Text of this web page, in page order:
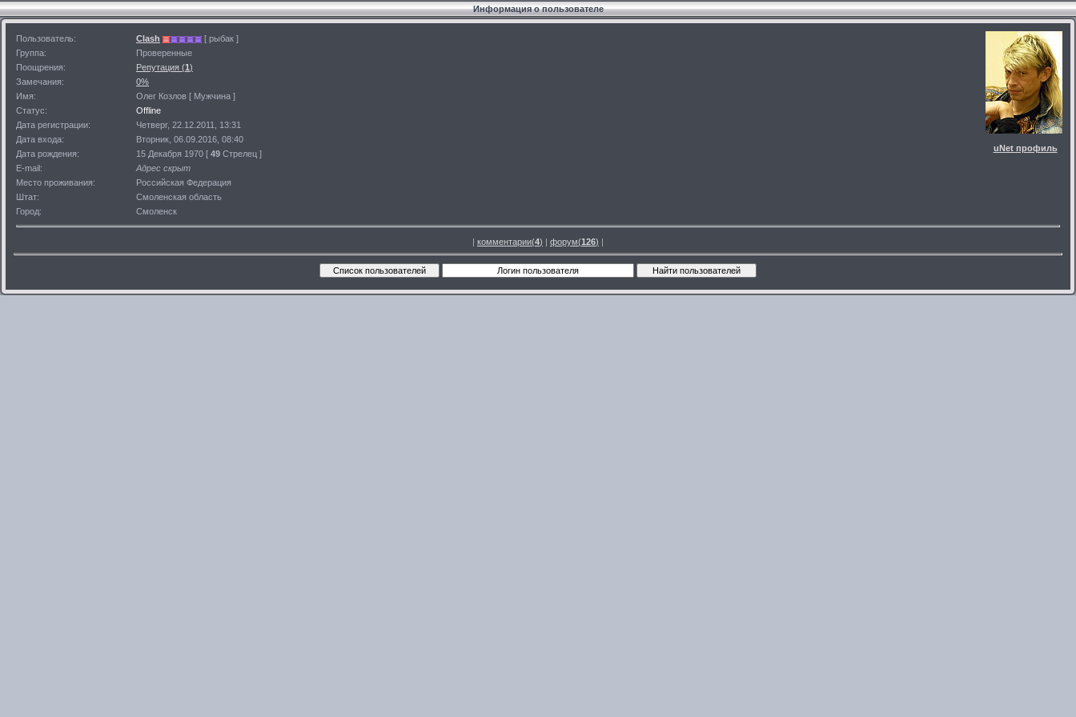
Информация о пользователе
uNet профиль
Пользователь: Clash
[ рыбак ]
Группа:
Проверенные
Поощрения:
Репутация (1)
Замечания:
0%
Имя:
Олег Козлов [ Мужчина ]
Статус:
Offline
Дата регистрации:
Четверг, 22.12.2011, 13:31
Дата входа:
Вторник, 06.09.2016, 08:40
Дата рождения:
15 Декабря 1970 [ 49 Стрелец ]
E-mail:
Адрес скрыт
Место проживания:
Российская Федерация
Штат:
Смоленская область
Город:
Смоленск
| комментарии(4) | форум(126) |